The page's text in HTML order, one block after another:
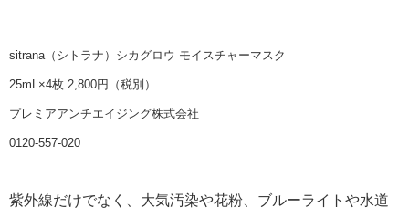
sitrana（シトラナ）シカグロウ モイスチャーマスク
25mL×4枚 2,800円（税別）
プレミアアンチエイジング株式会社
0120-557-020
紫外線だけでなく、大気汚染や花粉、ブルーライトや水道